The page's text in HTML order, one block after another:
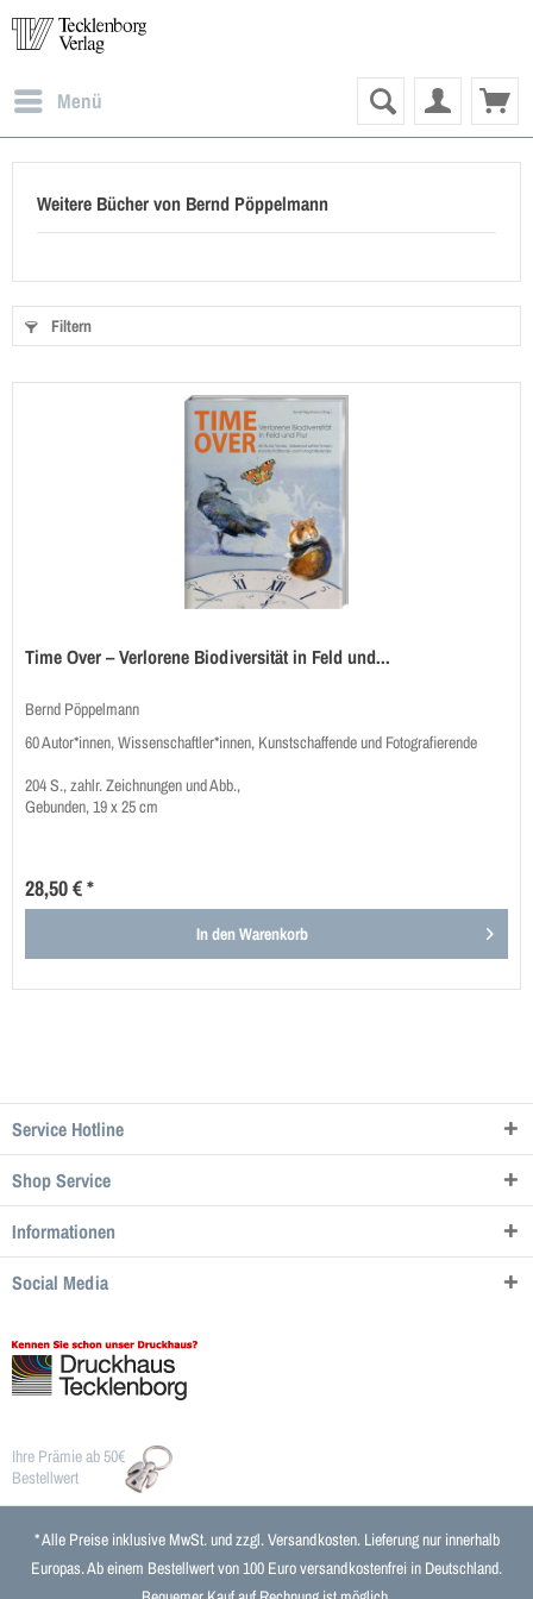
Menü
Weitere Bücher von Bernd Pöppelmann
Filtern
Time Over – Verlorene Biodiversität in Feld und...
Bernd Pöppelmann
60 Autor*innen, Wissenschaftler*innen, Kunstschaffende und Fotografierende
204 S., zahlr. Zeichnungen und Abb.,
Gebunden, 19 x 25 cm
28,50 € *
In denWarenkorb
Service Hotline
Shop Service
Informationen
Social Media
Ihre Prämie ab 50€
Bestellwert
* Alle Preise inklusive MwSt. und zzgl.Versandkosten. Lieferung nur innerhalb
Europas. Ab einem Bestellwert von 100 Euro versandkostenfrei in Deutschland.